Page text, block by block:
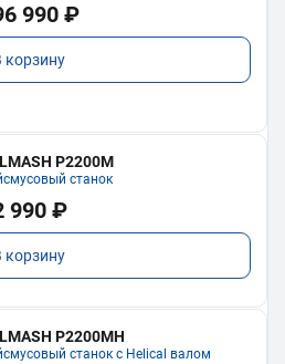
990 ₽
корзину
P2200M
станок
990 ₽
корзину
P2200MH
станок с Helical валом